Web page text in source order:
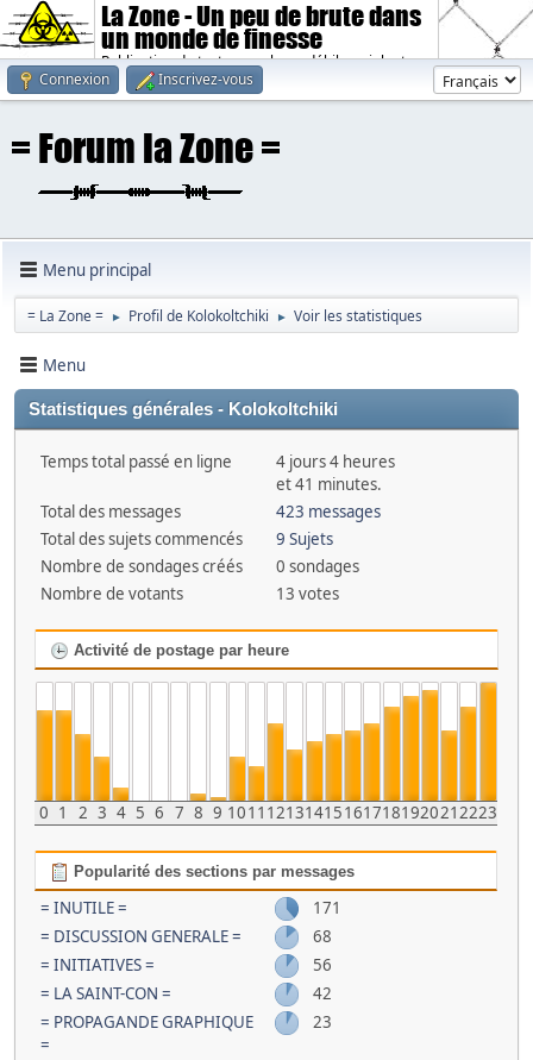
La Zone - Un peu de brute dans
un monde de finesse
Publication de textes sombres, débiles, violents.
Connexion
Inscrivez-vous
Menu principal
= La Zone = ► Profil de Kolokoltchiki ► Voir les statistiques
Menu
Statistiques générales - Kolokoltchiki
Temps total passé en ligne
4 jours 4 heures
et 41 minutes.
Total des messages
423 messages
Total des sujets commencés
9 Sujets
Nombre de sondages créés
0 sondages
Nombre de votants
13 votes
Activité de postage par heure
0 1 2 3 4 5 6 7 8 9 1011 121314151617181920212223
Popularité des sections par messages
= INUTILE =
171
= DISCUSSION GENERALE =
68
= INITIATIVES =
56
= LA SAINT-CON =
42
= PROPAGANDE GRAPHIQUE
=
23